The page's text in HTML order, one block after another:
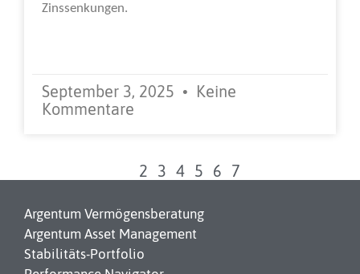
Zinssenkungen.
September 3, 2025
Keine
Kommentare
2 3 4 5 6 7
Argentum Vermögensberatung
Argentum Asset Management
Stabilitäts-Portfolio